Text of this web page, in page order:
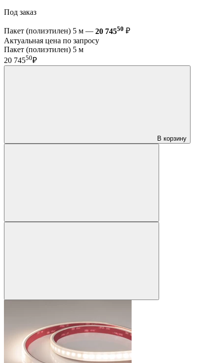
Под заказ
Пакет (полиэтилен) 5 м — 20 74550 ₽
Актуальная цена по запросу
Пакет (полиэтилен) 5 м
20 74550₽
В корзину